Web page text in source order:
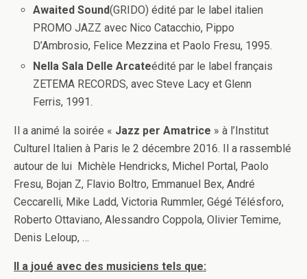
Awaited Sound(GRIDO) édité par le label italien
PROMO JAZZ avec Nico Catacchio, Pippo
D’Ambrosio, Felice Mezzina et Paolo Fresu, 1995.
Nella Sala Delle Arcateédité par le label français
ZETEMA RECORDS, avec Steve Lacy et Glenn
Ferris, 1991.
Il a animé la soirée « Jazz per Amatrice » à l’Institut
Culturel Italien à Paris le 2 décembre 2016. Il a rassemblé
autour de lui Michèle Hendricks, Michel Portal, Paolo
Fresu, Bojan Z, Flavio Boltro, Emmanuel Bex, André
Ceccarelli, Mike Ladd, Victoria Rummler, Gégé Télésforo,
Roberto Ottaviano, Alessandro Coppola, Olivier Temime,
Denis Leloup, …
Il a joué avec des musiciens tels que: